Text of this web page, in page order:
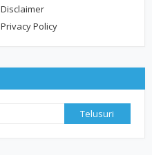
Disclaimer
Privacy Policy